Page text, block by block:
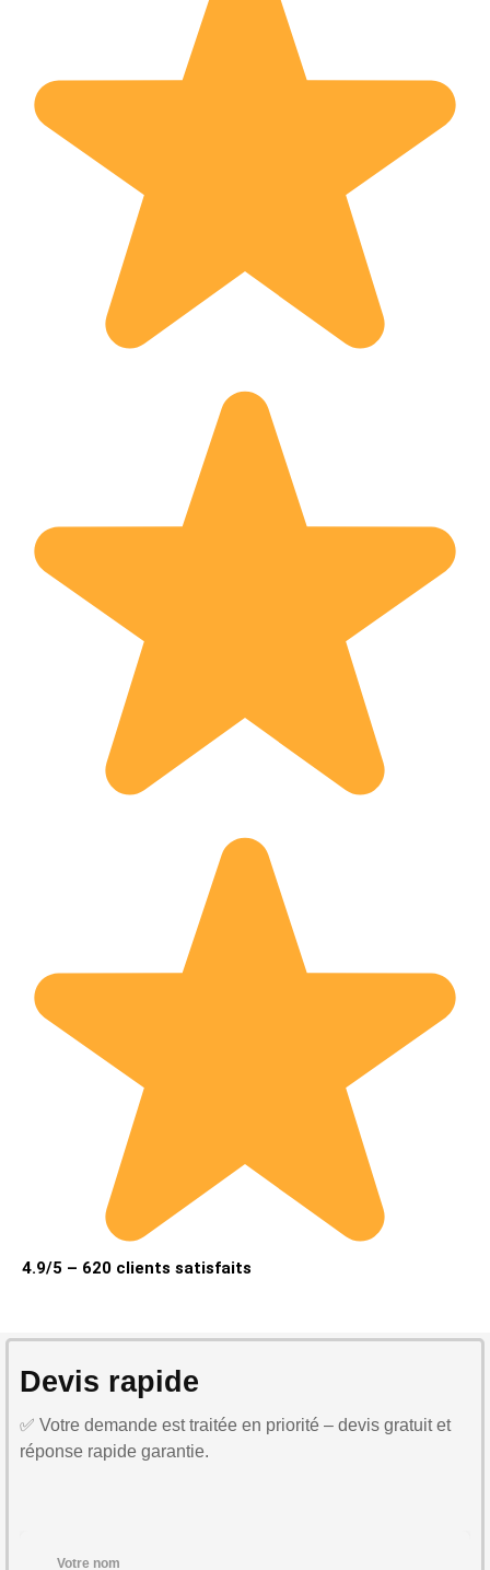
4.9/5 – 620 clients satisfaits
Devis rapide
✅ Votre demande est traitée en priorité – devis gratuit et
réponse rapide garantie.
Votre nom